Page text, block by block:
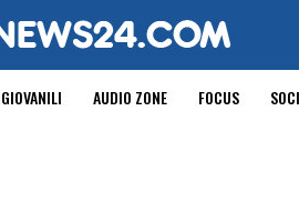
GIOVANILI AUDIO ZONE FOCUS